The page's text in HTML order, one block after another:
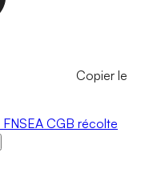
Copier le
FNSEA CGB récolte